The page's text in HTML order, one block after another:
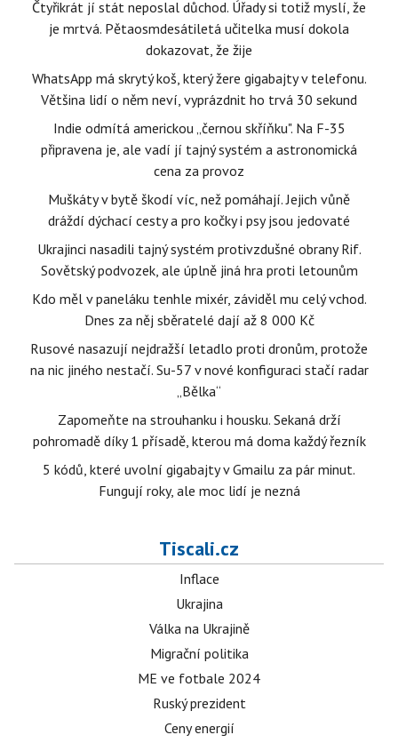
Čtyřikrát jí stát neposlal důchod. Úřady si totiž myslí, že
je mrtvá. Pětaosmdesátiletá učitelka musí dokola
dokazovat, že žije
WhatsApp má skrytý koš, který žere gigabajty v telefonu.
Většina lidí o něm neví, vyprázdnit ho trvá 30 sekund
Indie odmítá americkou „černou skříňku". Na F-35
připravena je, ale vadí jí tajný systém a astronomická
cena za provoz
Muškáty v bytě škodí víc, než pomáhají. Jejich vůně
dráždí dýchací cesty a pro kočky i psy jsou jedovaté
Ukrajinci nasadili tajný systém protivzdušné obrany Rif.
Sovětský podvozek, ale úplně jiná hra proti letounům
Kdo měl v paneláku tenhle mixér, záviděl mu celý vchod.
Dnes za něj sběratelé dají až 8 000 Kč
Rusové nasazují nejdražší letadlo proti dronům, protože
na nic jiného nestačí. Su-57 v nové konfiguraci stačí radar
„Bělka“
Zapomeňte na strouhanku i housku. Sekaná drží
pohromadě díky 1 přísadě, kterou má doma každý řezník
5 kódů, které uvolní gigabajty v Gmailu za pár minut.
Fungují roky, ale moc lidí je nezná
Tiscali.cz
Inflace
Ukrajina
Válka na Ukrajině
Migrační politika
ME ve fotbale 2024
Ruský prezident
Ceny energií